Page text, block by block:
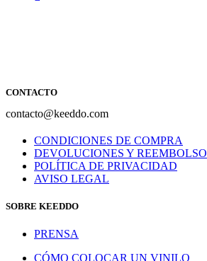
CONTACTO
contacto@keeddo.com
CONDICIONES DE COMPRA
DEVOLUCIONES Y REEMBOLSO
POLÍTICA DE PRIVACIDAD
AVISO LEGAL
SOBRE KEEDDO
PRENSA
CÓMO COLOCAR UN VINILO